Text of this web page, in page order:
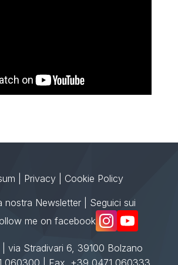
Privacy| Cookie Policy
nostra Newsletter | Seguici sui
| via Stradivari 6, 39100 Bolzano
060300 | Fax. +39 0471 060333